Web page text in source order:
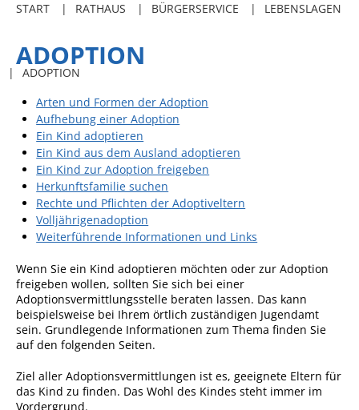
Freibadkarten
Ladeinfrastruktur
Einrichtungen
Kindertageseinrichtungen
Schulkindbetreuung
Grundschule
Musikschule
Gemeindebücherei
Sportstätten
Veranstaltungsgebäude
START RATHAUS BÜRGERSERVICE LEBENSLAGEN
ADOPTION
ADOPTION
Arten und Formen der Adoption
Aufhebung einer Adoption
Ein Kind adoptieren
Ein Kind aus dem Ausland adoptieren
Ein Kind zur Adoption freigeben
Herkunftsfamilie suchen
Rechte und Pflichten der Adoptiveltern
Volljährigenadoption
Weiterführende Informationen und Links
Wenn Sie ein Kind adoptieren möchten oder zur Adoption
freigeben wollen, sollten Sie sich bei einer
Adoptionsvermittlungsstelle beraten lassen. Das kann
beispielsweise bei Ihrem örtlich zuständigen Jugendamt
sein. Grundlegende Informationen zum Thema finden Sie
auf den folgenden Seiten.
Ziel aller Adoptionsvermittlungen ist es, geeignete Eltern für
das Kind zu finden. Das Wohl des Kindes steht immer im
Vordergrund.